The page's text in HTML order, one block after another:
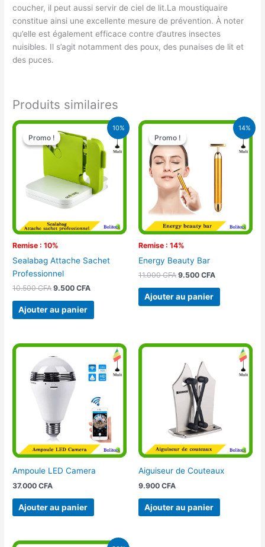
coucher, il peut aussi servir de ciel de lit.La moustiquaire
constitue ainsi une excellente mesure de prévention. À noter
qu’elle est également efficace contre d’autres insectes
nuisibles. Il s’agit notamment des poux, des punaises de lit et
des puces.
Produits similaires
10%
Promo !
Remise : 10%
Promo !
Sealabag Attache Sachet
Professionnel
10.500CFA
Le
prix
initial
était :
9.500CFA
Le
actuel
est :
9.500 CFA.
Ajouter au panier
14%
Promo !
Remise : 14%
Promo !
Energy Beauty Bar
11.000CFA
Le
prix
initial
était :
11.000 CFA.
9.500 CFA
Le
actuel
est :
9.500 CFA.
Ajouter au panier
Ampoule LED Camera
37.000CFA
Ajouter au panier
Aiguiseur de Couteaux
9.900 CFA
Ajouter au panier
Le
Le